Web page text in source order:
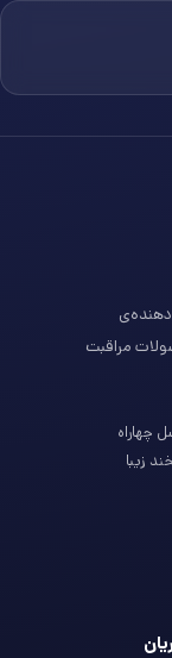
مراقبت
چهاراه
زیبا